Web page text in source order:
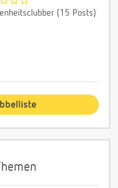
(15 Posts)